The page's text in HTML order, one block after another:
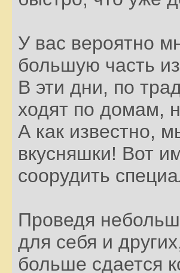
У вас вероятно
большую часть
В эти дни, по
ходят по домам,
А как известно,
вкусняшки! Вот
соорудить
Проведя
для себя и
больше сдается